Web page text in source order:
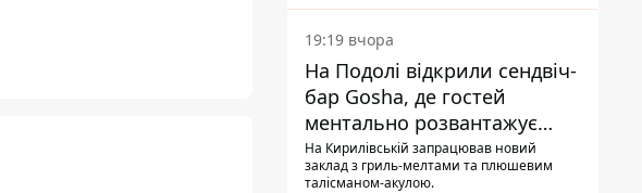
19:19 вчора
На Подолі відкрили сендвіч-
бар Gosha, де гостей
ментально розвантажує
акула
На Кирилівській запрацював новий
заклад з гриль-мелтами та плюшевим
талісманом-акулою.